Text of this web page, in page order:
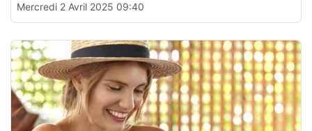
Mercredi 2 Avril 2025 09:40